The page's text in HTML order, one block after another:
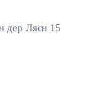
дер Ляєн 15